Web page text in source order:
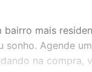
bairro mais
Agende
na compra,